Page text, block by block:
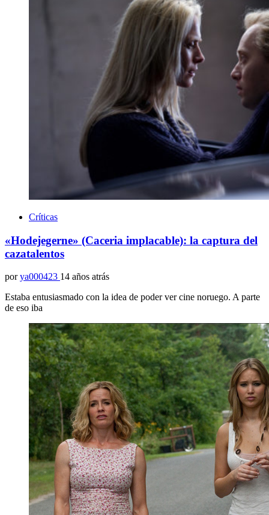
Críticas
«Hodejegerne» (Caceria implacable): la captura del
cazatalentos
por ya000423 14 años atrás
Estaba entusiasmado con la idea de poder ver cine noruego. A parte
de eso iba